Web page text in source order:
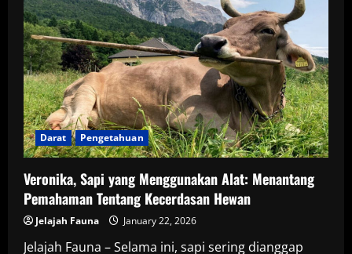
Darat Pengetahuan
Veronika, Sapi yang Menggunakan Alat: Menantang
Pemahaman Tentang Kecerdasan Hewan
Jelajah Fauna January 22, 2026
Jelajah Fauna – Selama ini, sapi sering dianggap